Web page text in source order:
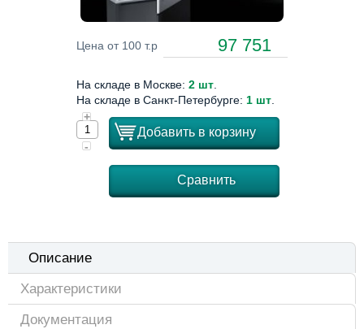
Цена от 100 т.р 97 751
На складе в Москве: 2 шт
На складе в Санкт-Петербурге: 1 шт
+
-
Добавить в корзину
Сравнить
Описание
Характеристики
Документация